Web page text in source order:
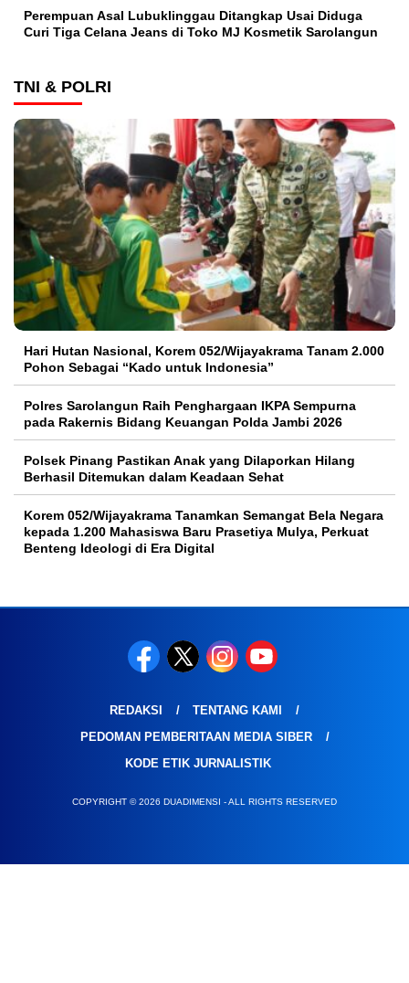
Perempuan Asal Lubuklinggau Ditangkap Usai Diduga
Curi Tiga Celana Jeans di Toko MJ Kosmetik Sarolangun
TNI & POLRI
Hari Hutan Nasional, Korem 052/Wijayakrama Tanam 2.000
Pohon Sebagai “Kado untuk Indonesia”
Polres Sarolangun Raih Penghargaan IKPA Sempurna
pada Rakernis Bidang Keuangan Polda Jambi 2026
Polsek Pinang Pastikan Anak yang Dilaporkan Hilang
Berhasil Ditemukan dalam Keadaan Sehat
Korem 052/Wijayakrama Tanamkan Semangat Bela Negara
kepada 1.200 Mahasiswa Baru Prasetiya Mulya, Perkuat
Benteng Ideologi di Era Digital
REDAKSI
TENTANG KAMI
PEDOMAN PEMBERITAAN MEDIA SIBER
KODE ETIK JURNALISTIK
COPYRIGHT © 2026 DUADIMENSI - ALL RIGHTS RESERVED